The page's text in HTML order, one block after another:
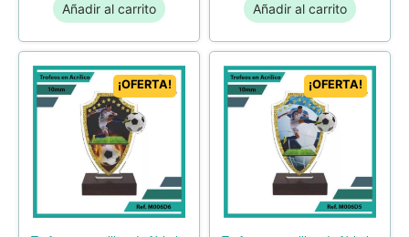
Añadir al carrito Añadir al carrito
¡OFERTA! ¡OFERTA!